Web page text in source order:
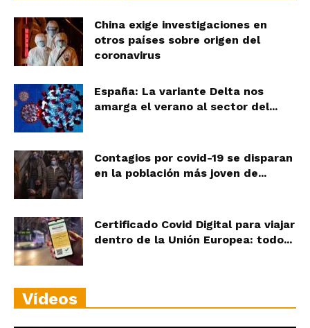
China exige investigaciones en
otros países sobre origen del
coronavirus
España: La variante Delta nos
amarga el verano al sector del...
Contagios por covid-19 se disparan
en la población más joven de...
Certificado Covid Digital para viajar
dentro de la Unión Europea: todo...
Vídeos